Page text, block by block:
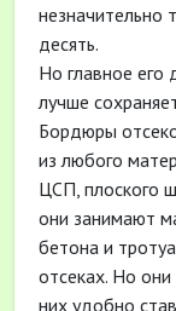
незначительно
десять.
Но главное его
лучше
Бордюры
из любого
ЦСП, плоского
они занимают
бетона и
отсеках. Но
них удобно